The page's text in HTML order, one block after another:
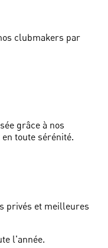
clubmakers par
grâce à nos
toute sérénité.
privés et meilleures
l'année.